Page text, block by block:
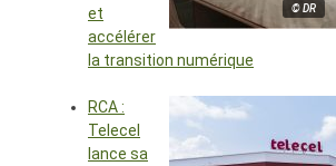
© DR
et
accélérer
la transition numérique
RCA :
Telecel
lance sa